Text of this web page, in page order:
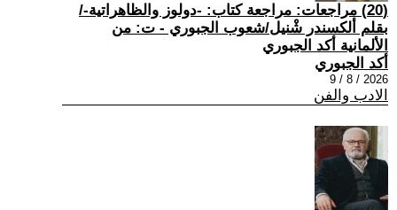
(20) مراجعات: مراجعة كتاب: -دولوز والظاهراتية-/
بقلم ألكسندر شْنيل/شعوب الجبوري - ت: من
الألمانية أكد الجبوري
أكد الجبوري
2026 / 8 / 9
الادب والفن